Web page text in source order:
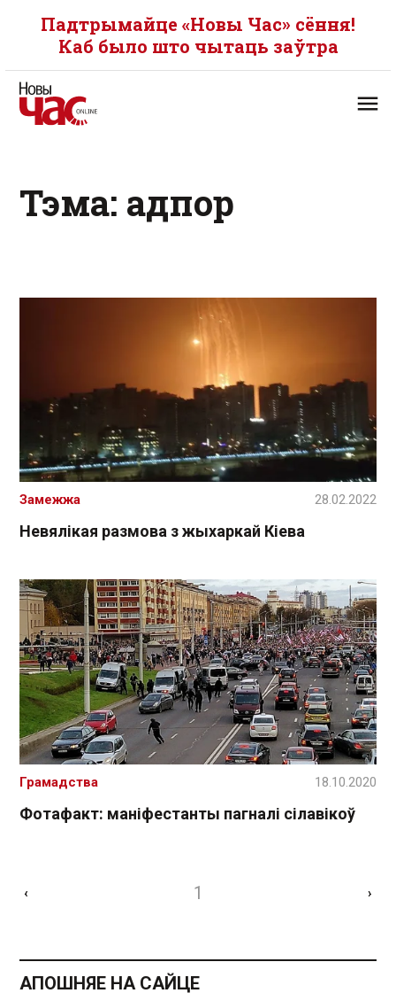
Падтрымайце «Новы Час» сёння!
Каб было што чытаць заўтра
Тэма: адпор
Невялікая размова з жыхаркай Кіева
Замежжа 28.02.2022
Фотафакт: маніфестанты пагналі сілавікоў
Грамадства 18.10.2020
‹ 1 ›
АПОШНЯЕ НА САЙЦЕ